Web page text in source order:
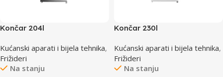
Končar 204l
Kućanski aparati i bijela tehnika,
Frižideri
Na stanju
Končar 230l
Kućanski aparati i bijela tehnika,
Frižideri
Na stanju